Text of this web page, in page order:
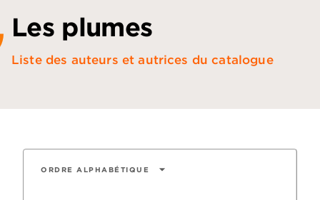
Les plumes
Liste des auteurs et autrices du catalogue
ORDRE ALPHABÉTIQUE arrow_drop_down